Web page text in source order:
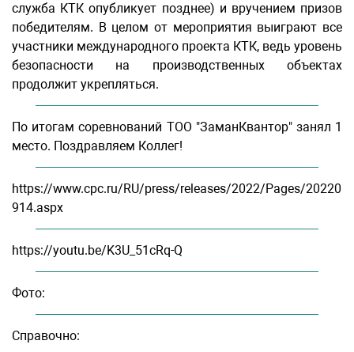
служба КТК опубликует позднее) и вручением призов
победителям. В целом от мероприятия выиграют все
участники международного проекта КТК, ведь уровень
безопасности на производственных объектах
продолжит укрепляться.
По итогам соревнований ТОО "ЗаманКвантор" занял 1
место. Поздравляем Коллег!
https://www.cpc.ru/RU/press/releases/2022/Pages/20220
914.aspx
https://youtu.be/K3U_51cRq-Q
Фото:
Справочно: